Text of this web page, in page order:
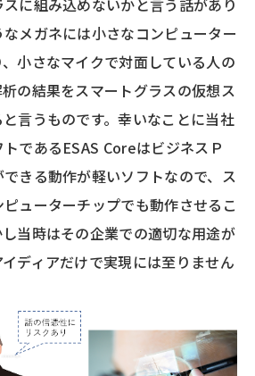
メガネには小さなコンピューター
小さなマイクで対面している人の
の結果をスマートグラスの仮想ス
言うものです。幸いなことに当社
であるESAS CoreはビジネスＰ
きる動作が軽いソフトなので、ス
ューターチップでも動作させるこ
当時はその企業での適切な用途が
ディアだけで実現には至りません